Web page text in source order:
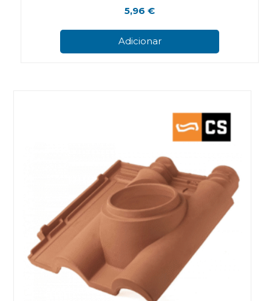
5,96€
Adicionar